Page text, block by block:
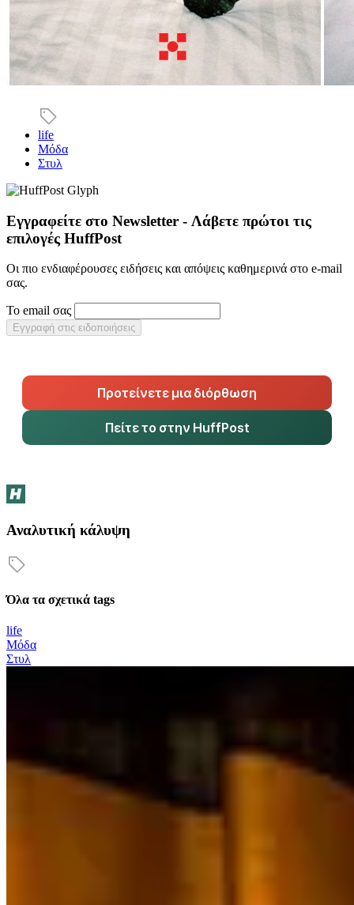
life
Μόδα
Στυλ
Εγγραφείτε στο Newsletter - Λάβετε πρώτοι τις
επιλογές HuffPost
Οι πιο ενδιαφέρουσες ειδήσεις και απόψεις καθημερινά στο e-mail
σας.
Το email σας
Εγγραφή στις ειδοποιήσεις
Προτείνετε μια διόρθωση
Πείτε το στην HuffPost
Αναλυτική κάλυψη
Όλα τα σχετικά tags
life
Μόδα
Στυλ